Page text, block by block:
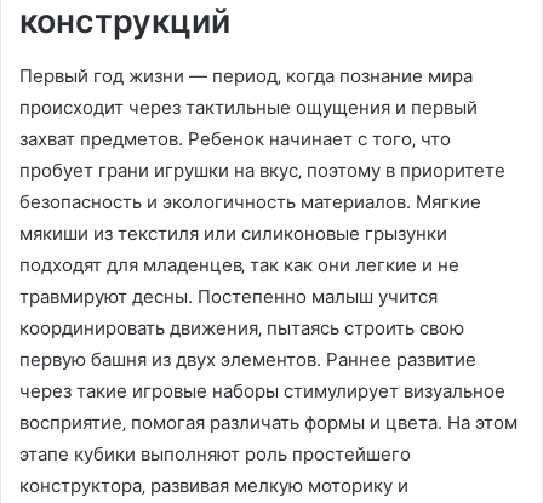
конструкций
Первый год жизни — период‚ когда познание мира
происходит через тактильные ощущения и первый
захват предметов. Ребенок начинает с того‚ что
пробует грани игрушки на вкус‚ поэтому в приоритете
безопасность и экологичность материалов. Мягкие
мякиши из текстиля или силиконовые грызунки
подходят для младенцев‚ так как они легкие и не
травмируют десны. Постепенно малыш учится
координировать движения‚ пытаясь строить свою
первую башня из двух элементов. Раннее развитие
через такие игровые наборы стимулирует визуальное
восприятие‚ помогая различать формы и цвета. На этом
этапе кубики выполняют роль простейшего
конструктора‚ развивая мелкую моторику и